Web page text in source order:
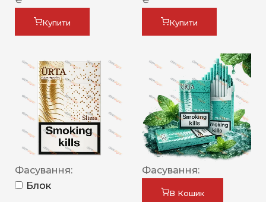
Купити Купити
Фасування:
Блок
Фасування:
В Кошик